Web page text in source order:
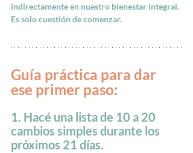
indirectamente en nuestro bienestar integral.
Es solo cuestión de comenzar.
Guía práctica para dar
ese primer paso:
1. Hacé una lista de 10 a 20
cambios simples durante los
próximos 21 días.